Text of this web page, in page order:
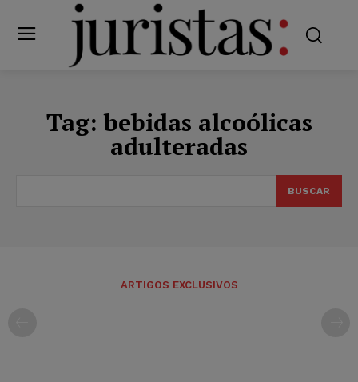
Tag:bebidas alcoólicas
adulteradas
BUSCAR
ARTIGOS EXCLUSIVOS